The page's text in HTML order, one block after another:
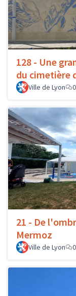
128 - Une
du cimetière
Ville de Lyon 0
21 - De
Mermoz
Ville de Lyon 0